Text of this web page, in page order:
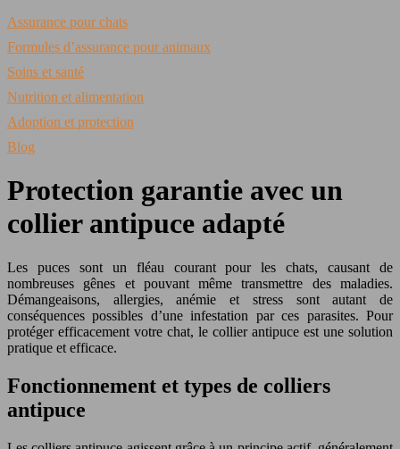
Assurance pour chats
Formules d’assurance pour animaux
Soins et santé
Nutrition et alimentation
Adoption et protection
Blog
Protection garantie avec un
collier antipuce adapté
Les puces sont un fléau courant pour les chats, causant de
nombreuses gênes et pouvant même transmettre des maladies.
Démangeaisons, allergies, anémie et stress sont autant de
conséquences possibles d’une infestation par ces parasites. Pour
protéger efficacement votre chat, le collier antipuce est une solution
pratique et efficace.
Fonctionnement et types de colliers
antipuce